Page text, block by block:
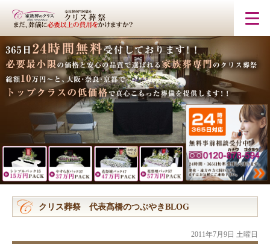
クリス葬祭 代表髙橋のつぶやきBLOG
2011年7月9日 土曜日